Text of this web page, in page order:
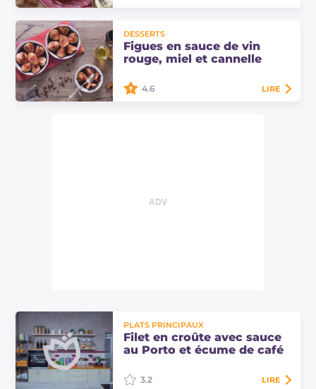
aromatisée de la recette
traditionnelle des cerises au sirop.
DESSERTS
Figues en sauce de vin
rouge, miel et cannelle
4.6 LIRE
PLATS PRINCIPAUX
Filet en croûte avec sauce
au Porto et écume de café
3.2 LIRE